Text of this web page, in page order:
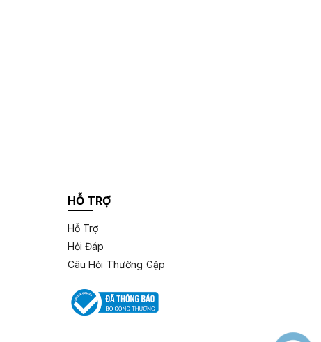
HỖ TRỢ
Hỗ Trợ
Hỏi Đáp
Câu Hỏi Thường Gặp